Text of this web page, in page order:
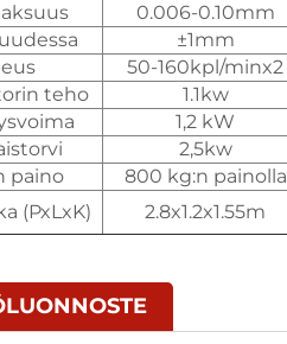
0.006-0.10mm
±1mm
50-160kpl/minx2
teho
1.1kw
1,2 kW
2,5kw
paino
800 kg:n painolla
(PxLxK)
2.8x1.2x1.55m